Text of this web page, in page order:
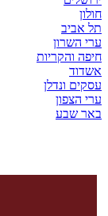
ונדלן